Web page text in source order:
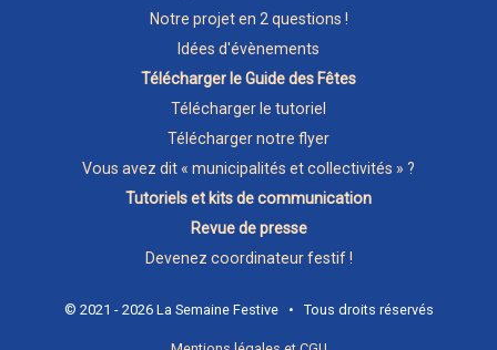
Notre projet en 2 questions !
Idées d'évènements
Télécharger le Guide des Fêtes
Télécharger le tutoriel
Télécharger notre flyer
Vous avez dit « municipalités et collectivités » ?
Tutoriels et kits de communication
Revue de presse
Devenez coordinateur festif !
© 2021 - 2026 La Semaine Festive • Tous droits réservés